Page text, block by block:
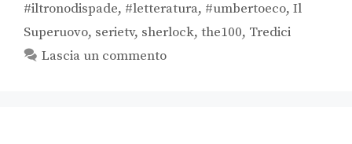
#iltronodispade, #letteratura, #umbertoeco, Il
Superuovo, serietv, sherlock, the100, Tredici
Lascia un commento